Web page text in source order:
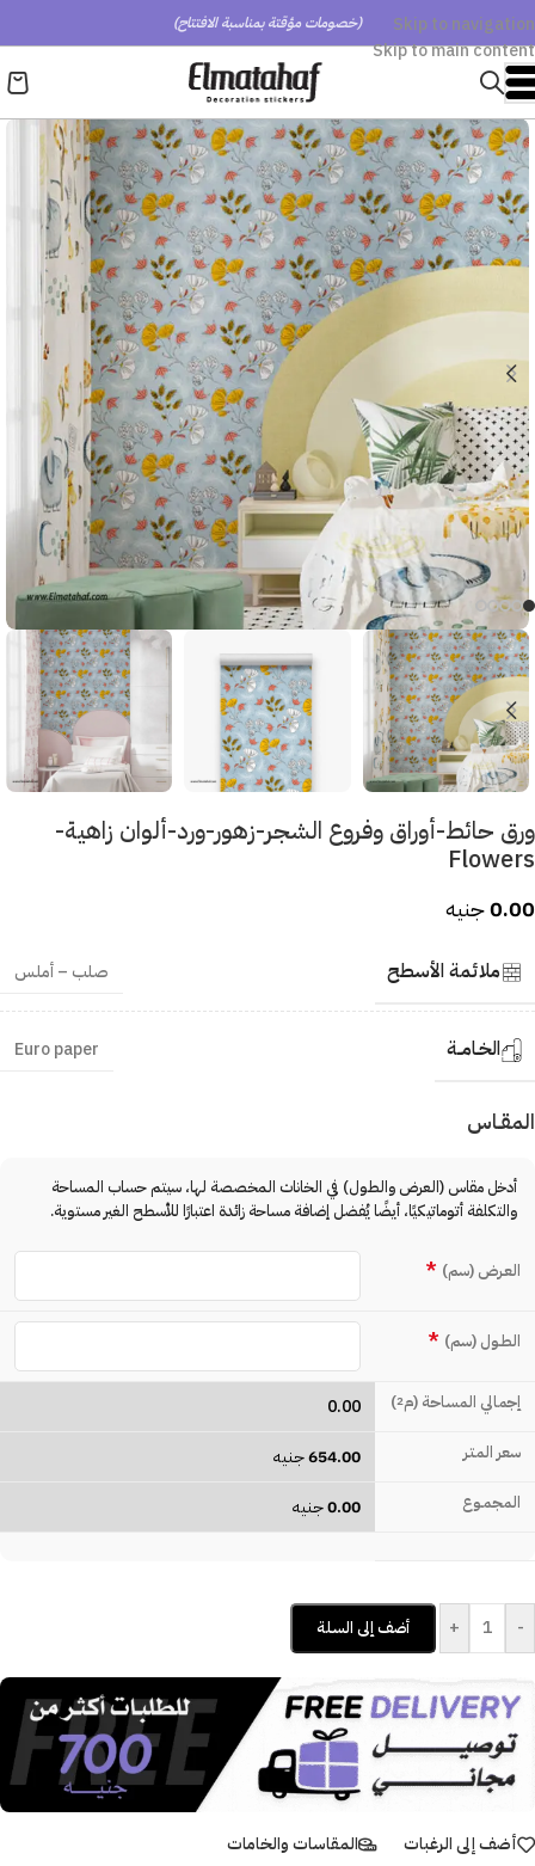
Skip to navigation
Skip to main content
(خصومات مؤقتة بمناسبة الافتتاح)
ورق حائط-أوراق وفروع الشجر-زهور-ورد-ألوان زاهية-
Flowers
0.00جنيه
ملائمة الأسطح صلب – أملس
الخـامــة Euro paper
المقـاس
أدخل مقاس (العرض والطول) في الخانات المخصصة لها، سيتم حساب المساحة
والتكلفة أتوماتيكيًا، أيضًا يُفضل إضافة مساحة زائدة اعتبارًا للأسطح الغير مستوية.
العـرض (سم) *
الطـول (سم) *
إجمالي المساحة (م2
)
0.00
سعر المتـر 654.00جنيه
المجمـوع 0.00جنيه
-
+ أضف إلى السلة
أضف إلى الرغبات المقاسات والخامات